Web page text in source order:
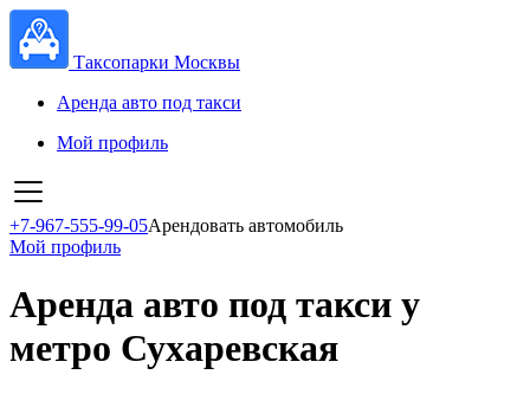
Таксопарки Москвы
Аренда авто под такси
Мой профиль
+7-967-555-99-05Арендовать автомобиль
Мой профиль
Аренда авто под такси у
метро Сухаревская